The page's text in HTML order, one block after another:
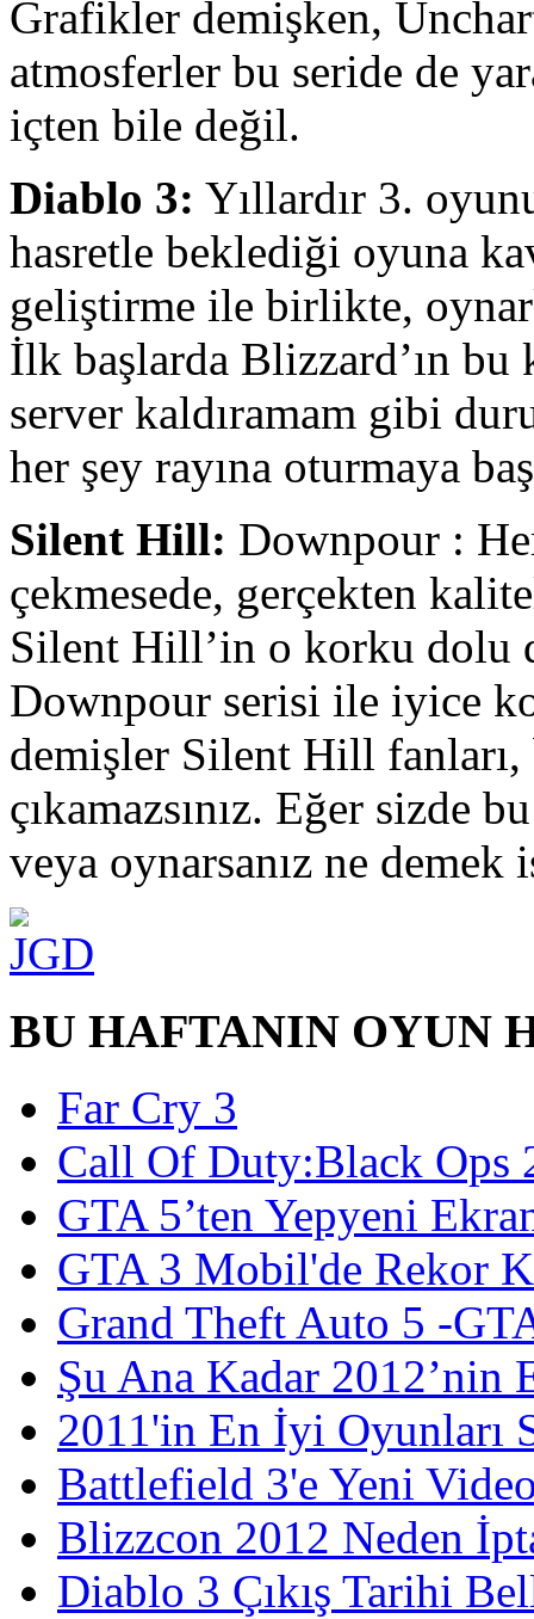
Grafikler demişken,
atmosferler bu seride de
içten bile değil.
Diablo 3: Yıllardır 3.
hasretle beklediği oyuna
geliştirme ile birlikte,
İlk başlarda Blizzard’ın
server kaldıramam gibi
her şey rayına oturmaya
Silent Hill: Downpour :
çekmesede, gerçekten
Silent Hill’in o korku dolu
Downpour serisi ile iyice
demişler Silent Hill
çıkamazsınız. Eğer sizde
veya oynarsanız ne demek
BU HAFTANIN OYUN
Far Cry 3
Call Of Duty:Black Ops
GTA 5’ten Yepyeni
GTA 3 Mobil'de Rekor
Grand Theft Auto 5 -
Şu Ana Kadar 2012’nin
2011'in En İyi Oyunları
Battlefield 3'e Yeni
Blizzcon 2012 Neden
Diablo 3 Çıkış Tarihi